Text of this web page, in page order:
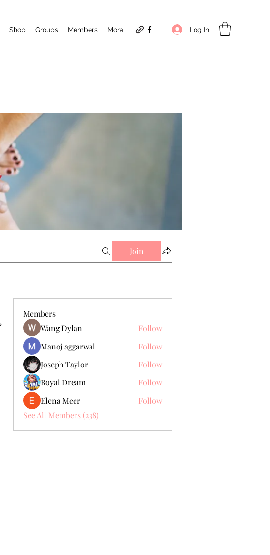
Shop Groups Members More Log In
Join
Members
Wang Dylan
Follow
Manoj aggarwal
Follow
Joseph Taylor
Follow
Royal Dream
Follow
Elena Meer
Follow
See All Members (238)